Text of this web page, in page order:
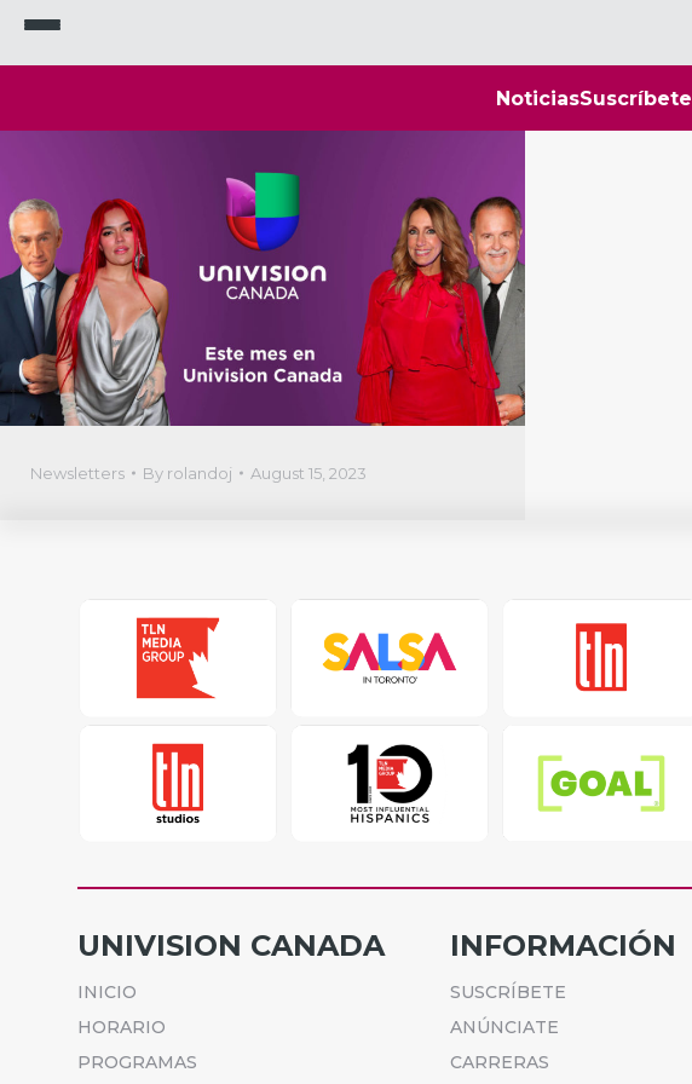
NoticiasSuscríbete
Newsletters By rolandoj August 15, 2023
UNIVISION CANADA
INICIO
HORARIO
PROGRAMAS
INFORMACIÓN
SUSCRÍBETE
ANÚNCIATE
CARRERAS